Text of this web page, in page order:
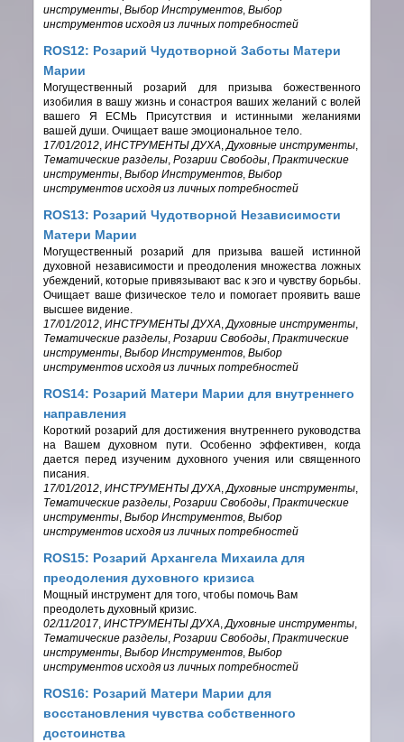
инструменты ,Выбор Инструментов ,Выбор
инструментов исходя из личных потребностей
ROS12: Розарий Чудотворной Заботы Матери
Марии
Могущественный розарий для призыва божественного
изобилия в вашу жизнь и сонастроя ваших желаний с волей
вашего Я ЕСМЬ Присутствия и истинными желаниями
вашей души. Очищает ваше эмоциональное тело.
17/01/2012 ,ИНСТРУМЕНТЫ ДУХА ,Духовные инструменты
Тематические разделы ,Розарии Свободы ,Практические
инструменты ,Выбор Инструментов ,Выбор
инструментов исходя из личных потребностей
ROS13: Розарий Чудотворной Независимости
Матери Марии
Могущественный розарий для призыва вашей истинной
духовной независимости и преодоления множества ложных
убеждений, которые привязывают вас к эго и чувству борьбы.
Очищает ваше физическое тело и помогает проявить ваше
высшее видение.
17/01/2012 ,ИНСТРУМЕНТЫ ДУХА ,Духовные инструменты
Тематические разделы ,Розарии Свободы ,Практические
инструменты ,Выбор Инструментов ,Выбор
инструментов исходя из личных потребностей
ROS14: Розарий Матери Марии для внутреннего
направления
Короткий розарий для достижения внутреннего руководства
на Вашем духовном пути. Особенно эффективен, когда
дается перед изученим духовного учения или священного
писания.
17/01/2012 ,ИНСТРУМЕНТЫ ДУХА ,Духовные инструменты
Тематические разделы ,Розарии Свободы ,Практические
инструменты ,Выбор Инструментов ,Выбор
инструментов исходя из личных потребностей
ROS15: Розарий Архангела Михаила для
преодоления духовного кризиса
Мощный инструмент для того, чтобы помочь Вам
преодолеть духовный кризис.
02/11/2017 ,ИНСТРУМЕНТЫ ДУХА ,Духовные инструменты
Тематические разделы ,Розарии Свободы ,Практические
инструменты ,Выбор Инструментов ,Выбор
инструментов исходя из личных потребностей
ROS16: Розарий Матери Марии для
восстановления чувства собственного
достоинства